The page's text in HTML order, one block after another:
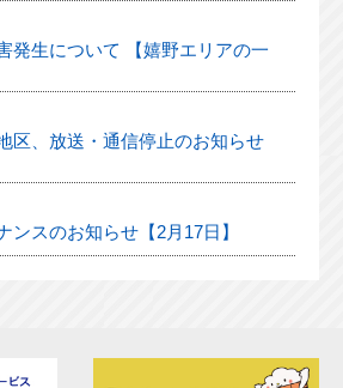
発生について 【嬉野エリアの一
区、放送・通信停止のお知らせ
ンスのお知らせ【2月17日】